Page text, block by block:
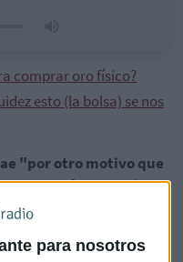
para nosotros
comprar oro físico?
esto (la bolsa) se nos
"por otro motivo que
no es el coronavirus.
un volumen de
S&P nunca vistos
explica.